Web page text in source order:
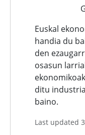
Euskal
handia du
den
osasun
ditu
baino.
Last updated